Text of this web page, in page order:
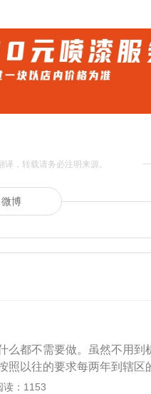
，转载请务必注明来源。
微博
么都不需要做。虽然不用到
照以往的要求每两年到辖区
合格标志。6年以后，第6年
读：1153